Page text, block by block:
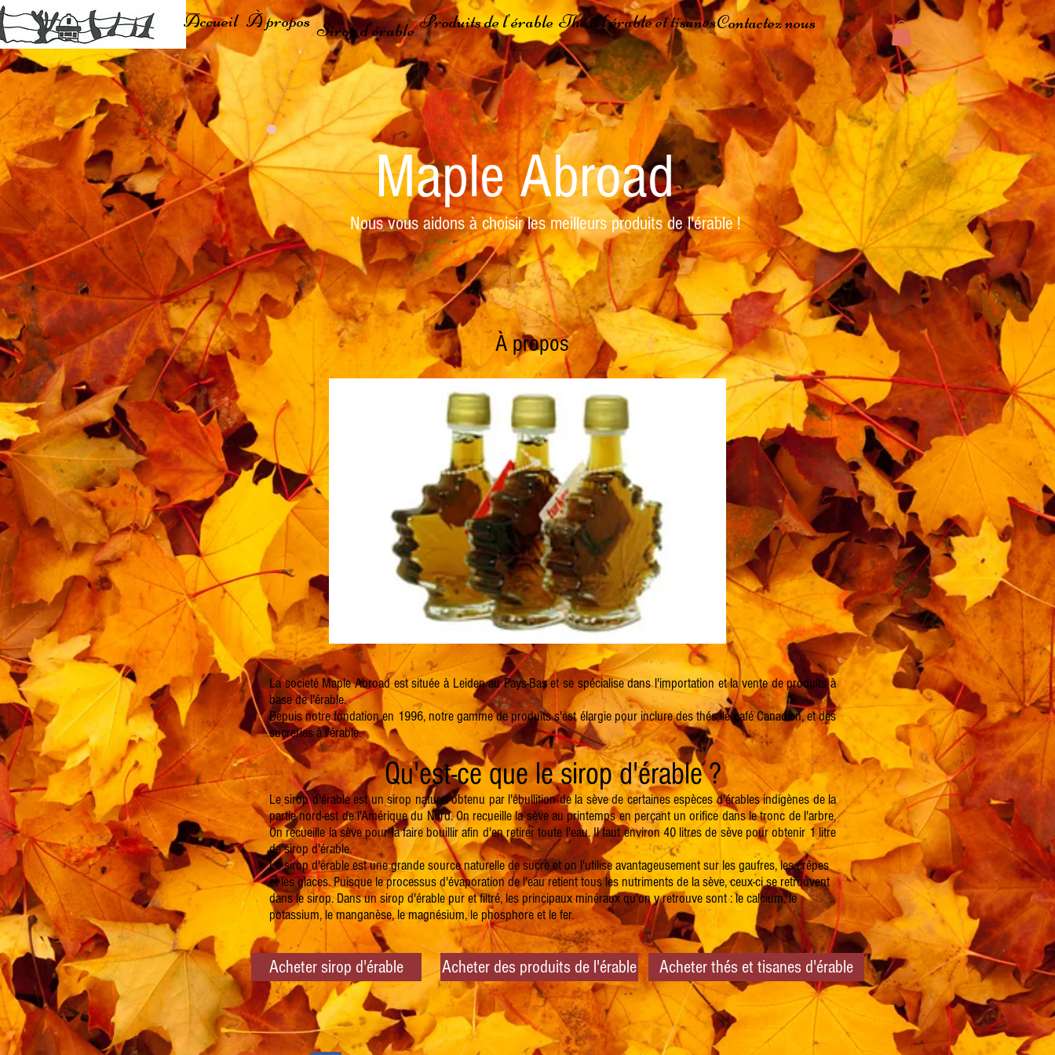
À propos Produits de l'érable
Sirop d'érable
Accueil Thé à l'érable et tisanesContactez nous
Nous vous aidons à choisir les meilleurs produits de l'érable !
Maple Abroad
À propos
La societé Maple Abroad est située à Leiden au Pays-Bas et se spécialise dans l'importation et la vente de produits à
base de l'érable.
Depuis notre fondation en 1996, notre gamme de produits s'est élargie pour inclure des thés, le café Canadien, et des
sucreries à l'érable.
Qu'est-ce que le sirop d'érable ?
Le sirop d'érable est un sirop naturel obtenu par l'ébullition de la sève de certaines espèces d'érables indigènes de la
partie nord-est de l'Amérique du Nord. On recueille la sève au printemps en perçant un orifice dans le tronc de l'arbre.
On recueille la sève pour la faire bouillir afin d'en retirer toute l'eau. Il faut environ 40 litres de sève pour obtenir 1 litre
de sirop d'érable.
Le sirop d'érable est une grande source naturelle de sucre et on l'utilise avantageusement sur les gaufres, les crêpes
et les glaces. Puisque le processus d'évaporation de l'eau retient tous les nutriments de la sève, ceux-ci se retrouvent
dans le sirop. Dans un sirop d'érable pur et filtré, les principaux minéraux qu'on y retrouve sont : le calcium, le
potassium, le manganèse, le magnésium, le phosphore et le fer.
Acheter sirop d'érable Acheter des produits de l'érable Acheter thés et tisanes d'érable